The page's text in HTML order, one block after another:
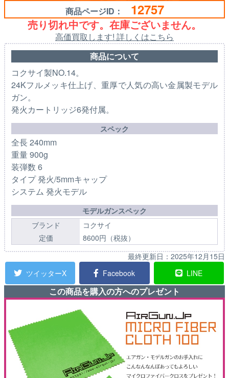
商品ページID： 12757
売り切れ中です。在庫ございません。
高価買取します! 詳しくはこちら
商品について
コクサイ製NO.14。
24Kフルメッキ仕上げ、重厚で人気の高い金属製モデル
ガン。
発火カートリッジ6発付属。
スペック
全長 240mm
重量 900g
装弾数 6
タイプ 発火/5mmキャップ
システム 発火モデル
モデルガンスペック
ブランド
コクサイ
定価
8600円（税抜）
最終更新日： 2025年12月15日
ツイッターX
Facebook LINE
この商品を購入の方へのプレゼント